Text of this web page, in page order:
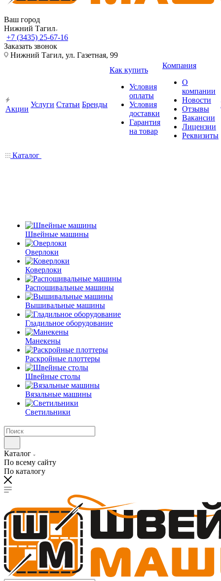
Ваш город
Нижний Тагил
+7 (3435) 25-67-16
Заказать звонок
Нижний Тагил, ул. Газетная, 99
Акции
Услуги Статьи Бренды
Как купить
Условия
оплаты
Условия
доставки
Гарантия
на товар
Компания
О
компании
Новости
Отзывы
Вакансии
Лицензии
Реквизиты
Каталог
Швейные машины
Оверлоки
Коверлоки
Распошивальные машины
Вышивальные машины
Гладильное оборудование
Манекены
Раскройные плоттеры
Швейные столы
Вязальные машины
Светильники
Каталог
По всему сайту
По каталогу